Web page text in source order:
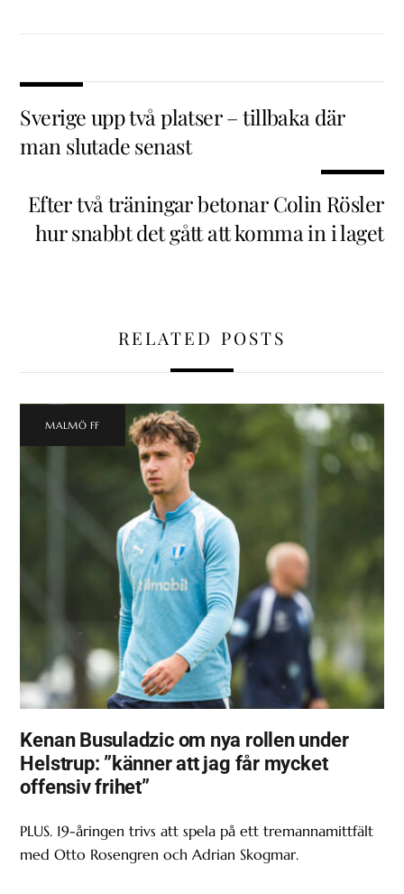
Sverige upp två platser – tillbaka där
man slutade senast
Efter två träningar betonar Colin Rösler
hur snabbt det gått att komma in i laget
RELATED POSTS
MALMÖ FF
Kenan Busuladzic om nya rollen under
Helstrup: ”känner att jag får mycket
offensiv frihet”
PLUS. 19-åringen trivs att spela på ett tremannamittfält
med Otto Rosengren och Adrian Skogmar.